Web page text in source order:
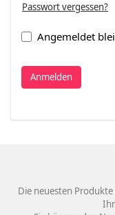
Passwort vergessen?
Angemeldet
Anmelden
Die neuesten